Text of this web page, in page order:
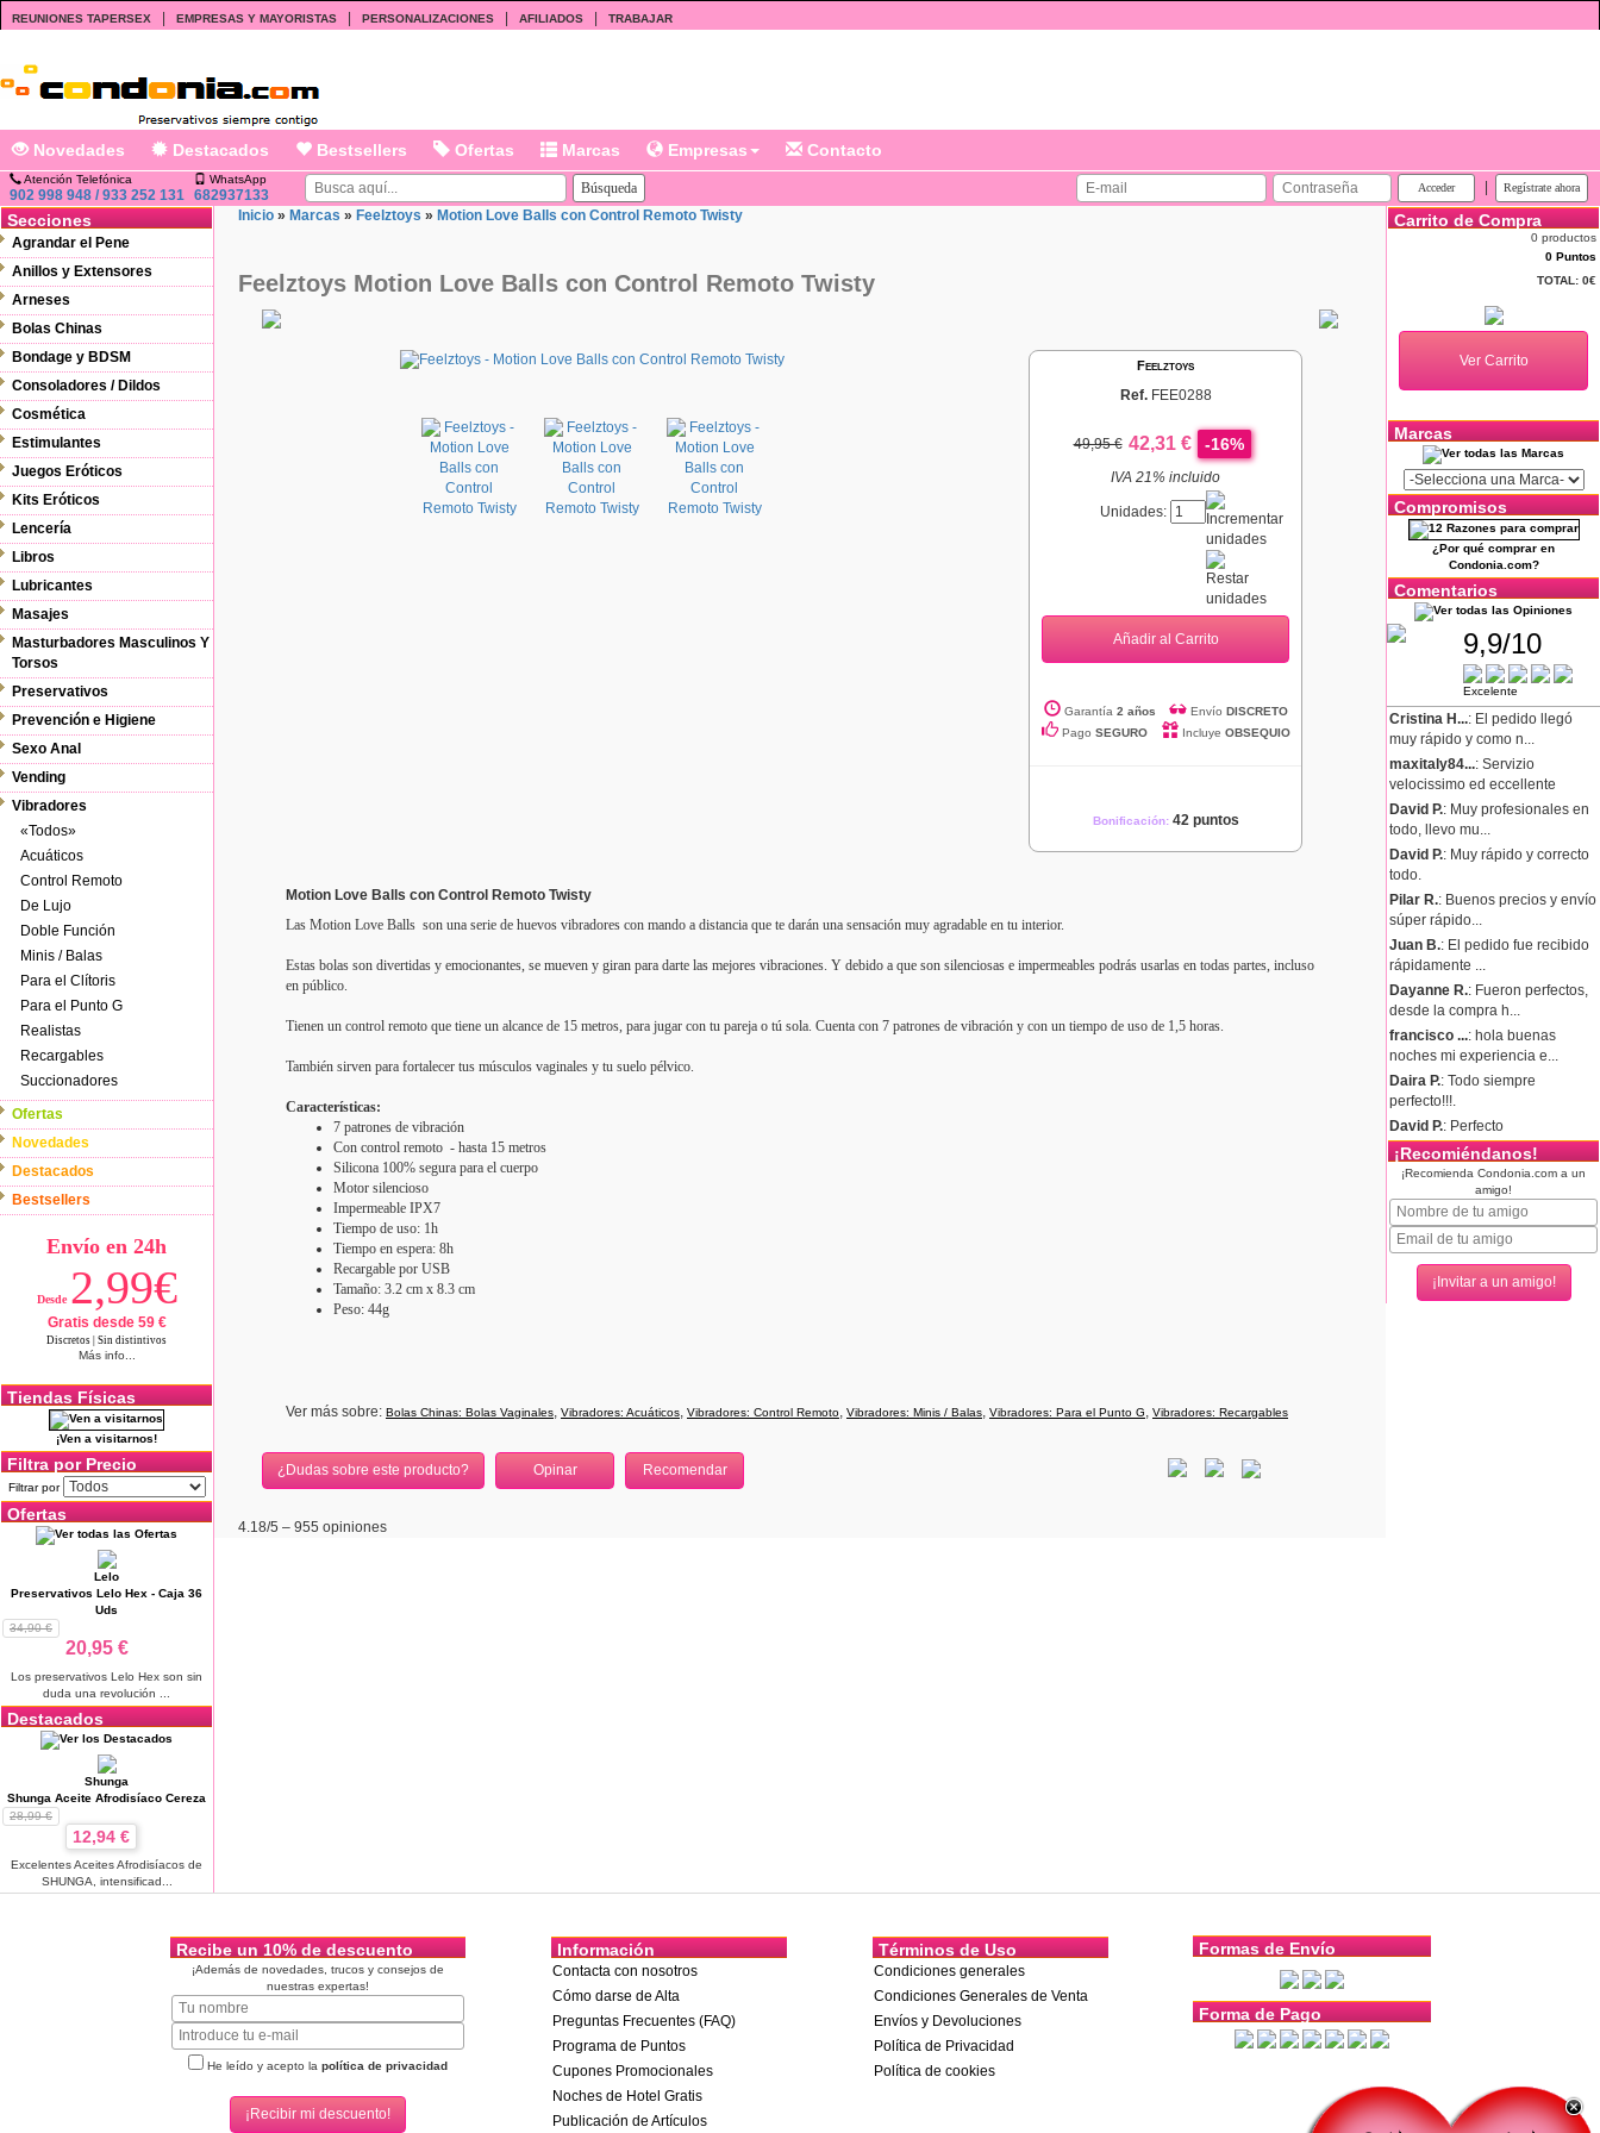
REUNIONES TAPERSEX EMPRESAS Y MAYORISTAS PERSONALIZACIONES AFILIADOS TRABAJAR
Novedades Destacados Bestsellers Ofertas Marcas Empresas Contacto
Atención Telefónica
902 998 948 / 933 252 131
WhatsApp
682937133
Secciones
Agrandar el Pene
Anillos y Extensores
Arneses
Bolas Chinas
Bondage y BDSM
Consoladores / Dildos
Cosmética
Estimulantes
Juegos Eróticos
Kits Eróticos
Lencería
Libros
Lubricantes
Masajes
Masturbadores Masculinos Y
Torsos
Preservativos
Prevención e Higiene
Sexo Anal
Vending
Vibradores
«Todos»
Acuáticos
Control Remoto
De Lujo
Doble Función
Minis / Balas
Para el Clítoris
Para el Punto G
Realistas
Recargables
Succionadores
Ofertas
Novedades
Destacados
Bestsellers
Envío en 24h
Desde 2,99€
Gratis desde 59 €
Discretos | Sin distintivos
Más info...
Tiendas Físicas
¡Ven a visitarnos!
Filtra por Precio
Filtrar por
Ofertas
Lelo
Preservativos Lelo Hex - Caja 36
Uds
34,90 €
20,95 €
Los preservativos Lelo Hex son sin
duda una revolución ...
Destacados
Shunga
Shunga Aceite Afrodisíaco Cereza
28,99 €
12,94 €
Excelentes Aceites Afrodisíacos de
SHUNGA, intensificad...
Inicio » Marcas » Feelztoys » Motion Love Balls con Control Remoto Twisty
Feelztoys Motion Love Balls con Control Remoto Twisty
Feelztoys
Ref. FEE0288
49,95 € 42,31 € -16%
IVA 21% incluido
Unidades:
Añadir al Carrito
Garantía 2 años Envío DISCRETO
Pago SEGURO Incluye OBSEQUIO
Bonificación: 42 puntos
Motion Love Balls con Control Remoto Twisty
Las Motion Love Balls son una serie de huevos vibradores con mando a distancia que te darán una sensación muy agradable en tu interior.
Estas bolas son divertidas y emocionantes, se mueven y giran para darte las mejores vibraciones. Y debido a que son silenciosas e impermeables podrás usarlas en todas partes, incluso
en público.
Tienen un control remoto que tiene un alcance de 15 metros, para jugar con tu pareja o tú sola. Cuenta con 7 patrones de vibración y con un tiempo de uso de 1,5 horas.
También sirven para fortalecer tus músculos vaginales y tu suelo pélvico.
Características:
7 patrones de vibración
Con control remoto - hasta 15 metros
Silicona 100% segura para el cuerpo
Motor silencioso
Impermeable IPX7
Tiempo de uso: 1h
Tiempo en espera: 8h
Recargable por USB
Tamaño: 3.2 cm x 8.3 cm
Peso: 44g
Ver más sobre: Bolas Chinas: Bolas Vaginales, Vibradores: Acuáticos, Vibradores: Control Remoto, Vibradores: Minis / Balas, Vibradores: Para el Punto G, Vibradores: Recargables
¿Dudas sobre este producto?
4.18/5 – 955 opiniones
Carrito de Compra
0 productos
0 Puntos
TOTAL: 0€
Marcas
Compromisos
¿Por qué comprar en
Condonia.com?
Comentarios
9,9/10
Excelente
Cristina H...: El pedido llegó
muy rápido y como n...
maxitaly84...: Servizio
velocissimo ed eccellente
David P.: Muy profesionales en
todo, llevo mu...
David P.: Muy rápido y correcto
todo.
Pilar R.: Buenos precios y envío
súper rápido...
Juan B.: El pedido fue recibido
rápidamente ...
Dayanne R.: Fueron perfectos,
desde la compra h...
francisco ...: hola buenas
noches mi experiencia e...
Daira P.: Todo siempre
perfecto!!!.
David P.: Perfecto
¡Recomiéndanos!
¡Recomienda Condonia.com a un
amigo!
Recibe un 10% de descuento
¡Además de novedades, trucos y consejos de
nuestras expertas!
He leído y acepto la política de privacidad
Información
Contacta con nosotros
Cómo darse de Alta
Preguntas Frecuentes (FAQ)
Programa de Puntos
Cupones Promocionales
Noches de Hotel Gratis
Publicación de Artículos
Términos de Uso
Condiciones generales
Condiciones Generales de Venta
Envíos y Devoluciones
Política de Privacidad
Política de cookies
Formas de Envío
Forma de Pago